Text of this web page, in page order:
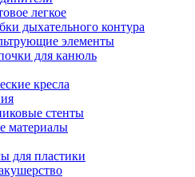
легкое
дыхательного контура
элементы
для канюль
кресла
стенты
материалы
для пластики